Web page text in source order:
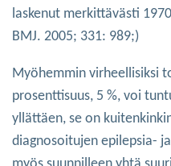
laskenut merkittävästi
BMJ. 2005; 331: 989;)
Myöhemmin virheellisiksi
prosenttisuus, 5 %, voi
yllättäen, se on
diagnosoitujen epilepsia-